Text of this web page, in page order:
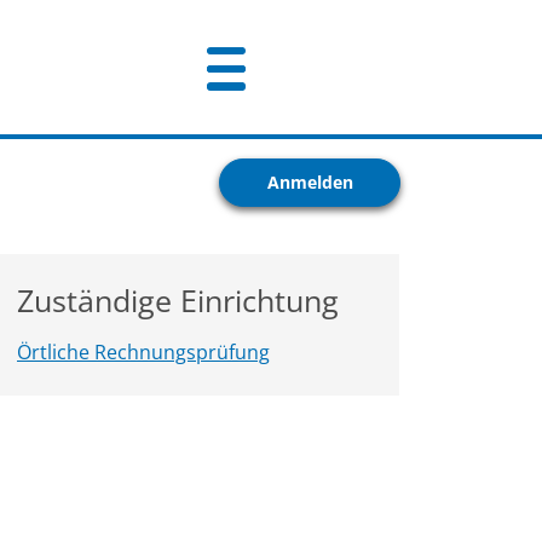
Anmelden
Zuständige Einrichtung
Örtliche Rechnungsprüfung